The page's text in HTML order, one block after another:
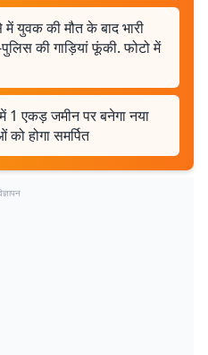
युवक की मौत के बाद भारी
की गाड़ियां फूंकी. फोटो में
1 एकड़ जमीन पर बनेगा नया
होगा समर्पित